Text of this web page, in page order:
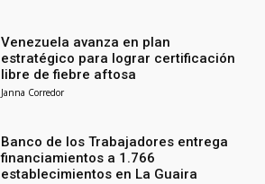
Venezuela avanza en plan
estratégico para lograr certificación
libre de fiebre aftosa
Janna Corredor
Banco de los Trabajadores entrega
financiamientos a 1.766
establecimientos en La Guaira